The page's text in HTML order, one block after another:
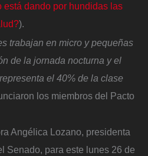
está dando por hundidas las
).
trabajan en micro y pequeñas
de la jornada nocturna y el
el 40% de la clase
los miembros del Pacto
Angélica Lozano, presidenta
Senado, para este lunes 26 de